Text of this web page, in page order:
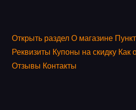
Открыть раздел О магазине
Реквизиты Купоны на скидку Как
Отзывы Контакты